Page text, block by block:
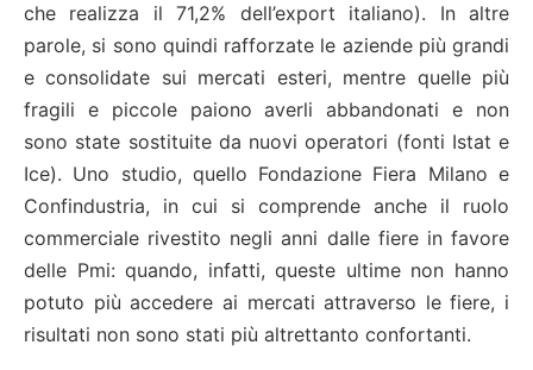
che realizza il 71,2% dell’export italiano). In altre
parole, si sono quindi rafforzate le aziende più grandi
e consolidate sui mercati esteri, mentre quelle più
fragili e piccole paiono averli abbandonati e non
sono state sostituite da nuovi operatori (fonti Istat e
Ice). Uno studio, quello Fondazione Fiera Milano e
Confindustria, in cui si comprende anche il ruolo
commerciale rivestito negli anni dalle fiere in favore
delle Pmi: quando, infatti, queste ultime non hanno
potuto più accedere ai mercati attraverso le fiere, i
risultati non sono stati più altrettanto confortanti.